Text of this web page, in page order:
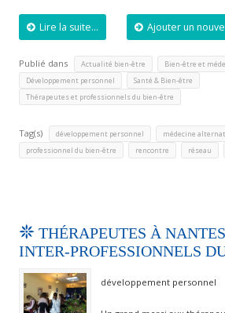
Lire la suite... Ajouter un
Publié dans Actualité bien-être Bien-être et
Développement personnel Santé & Bien-être
Thérapeutes et professionnels du bien-être
Tag(s) développement personnel médecine
professionnel du bien-être rencontre réseau
THÉRAPEUTES À
INTER-PROFESSIONNELS
développement personnel